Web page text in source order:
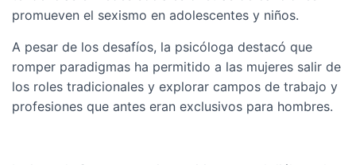
promueven el sexismo en adolescentes y niños.
A pesar de los desafíos, la psicóloga destacó que
romper paradigmas ha permitido a las mujeres salir de
los roles tradicionales y explorar campos de trabajo y
profesiones que antes eran exclusivos para hombres.